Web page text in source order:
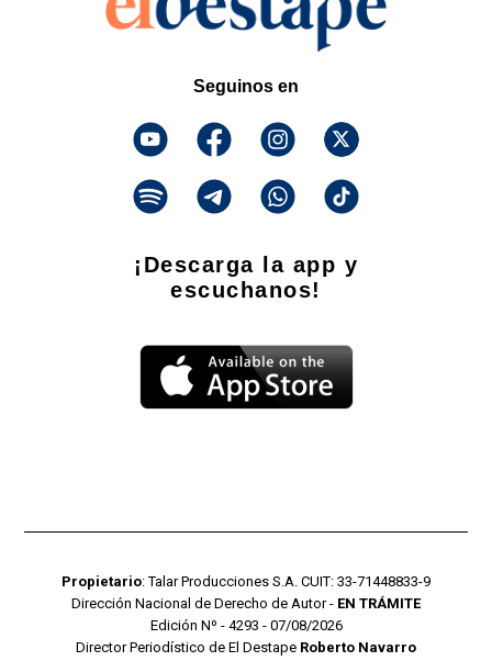
Seguinos en
¡Descarga la app y
escuchanos!
Propietario: Talar Producciones S.A. CUIT: 33-71448833-9
Dirección Nacional de Derecho de Autor - EN TRÁMITE
Edición Nº - 4293 - 07/08/2026
Director Periodístico de El Destape Roberto Navarro